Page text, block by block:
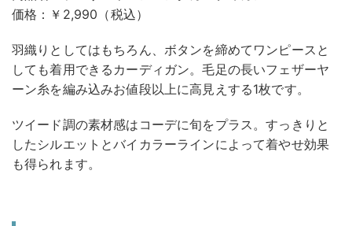
価格：￥2,990（税込）
羽織りとしてはもちろん、ボタンを締めてワンピースと
しても着用できるカーディガン。毛足の長いフェザーヤ
ーン糸を編み込みお値段以上に高見えする1枚です。
ツイード調の素材感はコーデに旬をプラス。すっきりと
したシルエットとバイカラーラインによって着やせ効果
も得られます。